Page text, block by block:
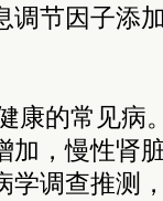
调节因子添
康的常见病
加，慢性肾
学调查推测